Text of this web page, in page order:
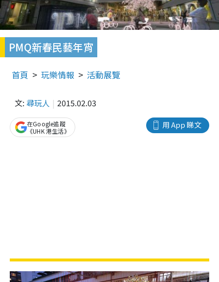
PMQ新春民藝年宵
首頁 玩樂情報 活動展覽
文: 尋玩人 2015.02.03
用 App 睇文
在Google追蹤
《UHK 港生活》